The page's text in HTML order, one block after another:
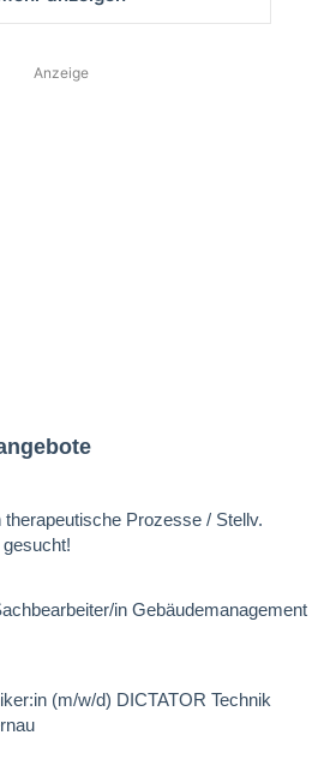
Anzeige
therapeutische Prozesse / Stellv.
in Gebäudemanagement
(m/w/d) DICTATOR Technik